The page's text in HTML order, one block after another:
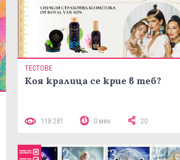
ТЕСТОВЕ
Коя кралица се крие в теб?
118 281 0 мин 20